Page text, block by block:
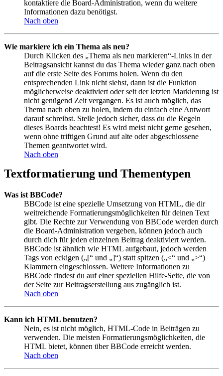
kontaktiere die Board-Administration, wenn du weitere
Informationen dazu benötigst.
Nach oben
Wie markiere ich ein Thema als neu?
Durch Klicken des „Thema als neu markieren“-Links in der
Beitragsansicht kannst du das Thema wieder ganz nach oben
auf die erste Seite des Forums holen. Wenn du den
entsprechenden Link nicht siehst, dann ist die Funktion
möglicherweise deaktiviert oder seit der letzten Markierung ist
nicht genügend Zeit vergangen. Es ist auch möglich, das
Thema nach oben zu holen, indem du einfach eine Antwort
darauf schreibst. Stelle jedoch sicher, dass du die Regeln
dieses Boards beachtest! Es wird meist nicht gerne gesehen,
wenn ohne triftigen Grund auf alte oder abgeschlossene
Themen geantwortet wird.
Nach oben
Textformatierung und Thementypen
Was ist BBCode?
BBCode ist eine spezielle Umsetzung von HTML, die dir
weitreichende Formatierungsmöglichkeiten für deinen Text
gibt. Die Rechte zur Verwendung von BBCode werden durch
die Board-Administration vergeben, können jedoch auch
durch dich für jeden einzelnen Beitrag deaktiviert werden.
BBCode ist ähnlich wie HTML aufgebaut, jedoch werden
Tags von eckigen („[“ und „]“) statt spitzen („<“ und „>“)
Klammern eingeschlossen. Weitere Informationen zu
BBCode findest du auf einer speziellen Hilfe-Seite, die von
der Seite zur Beitragserstellung aus zugänglich ist.
Nach oben
Kann ich HTML benutzen?
Nein, es ist nicht möglich, HTML-Code in Beiträgen zu
verwenden. Die meisten Formatierungsmöglichkeiten, die
HTML bietet, können über BBCode erreicht werden.
Nach oben